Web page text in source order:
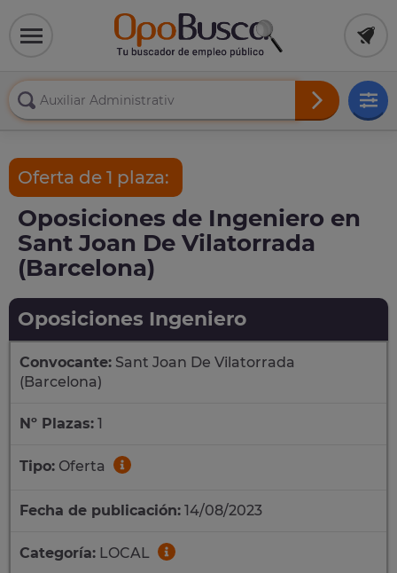
Oferta de 1 plaza:
Oposiciones de Ingeniero en
Sant Joan De Vilatorrada
(Barcelona)
Oposiciones Ingeniero
Convocante: Sant Joan De Vilatorrada
(Barcelona)
Nº Plazas: 1
Tipo: Oferta
Fecha de publicación: 14/08/2023
Categoría: LOCAL